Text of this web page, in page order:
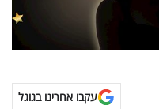
עקבו אחרינו בגוגל